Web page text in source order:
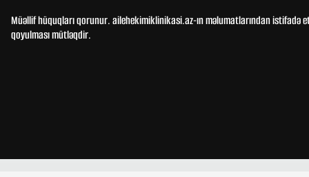
Müəllif hüquqları qorunur. ailehekimiklinikasi.az-ın məlumatlarından
qoyulması mütləqdir.